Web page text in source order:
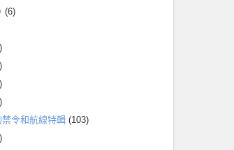
(6)
令和航線特輯 (103)